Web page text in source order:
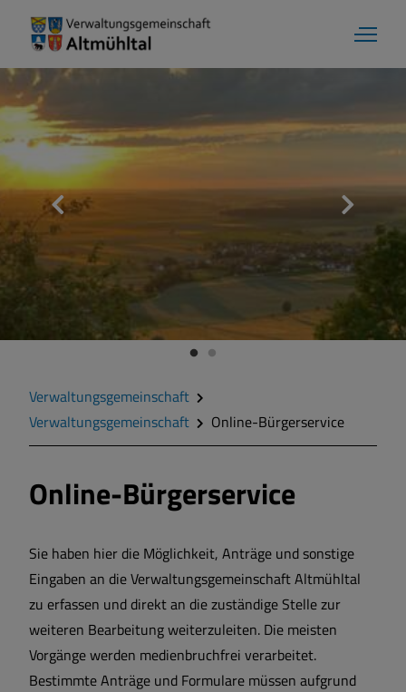
Aktuelles
Verwaltungsgemeinschaft
Gemeinde Alesheim
Markt Markt Berolzheim
Gemeinde Meinheim
Verwaltungsgemeinschaft
Verwaltungsgemeinschaft
Online-Bürgerservice
Online-Bürgerservice
Sie haben hier die Möglichkeit, Anträge und sonstige
Eingaben an die Verwaltungsgemeinschaft Altmühltal
zu erfassen und direkt an die zuständige Stelle zur
weiteren Bearbeitung weiterzuleiten. Die meisten
Vorgänge werden medienbruchfrei verarbeitet.
Bestimmte Anträge und Formulare müssen aufgrund